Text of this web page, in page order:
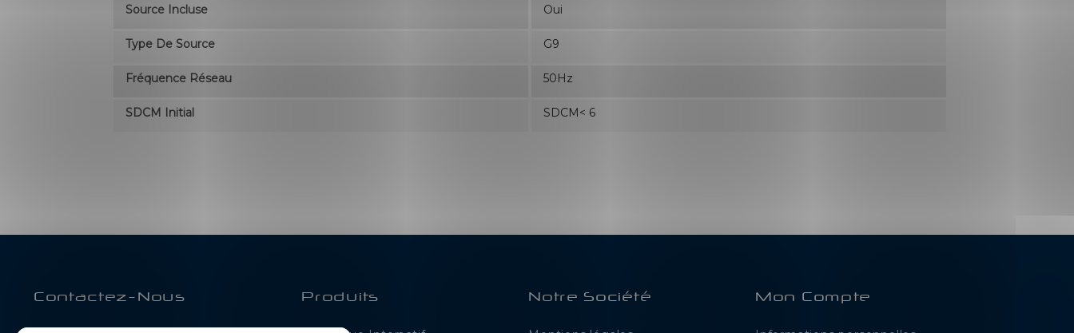
Source Incluse Oui
Type De Source G9
Fréquence Réseau 50Hz
SDCM Initial SDCM< 6
Contactez-Nous Produits Notre Société Mon Compte